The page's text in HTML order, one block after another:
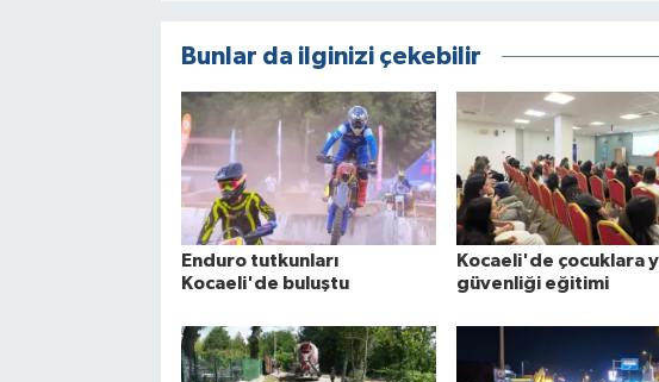
Bunlar da ilginizi çekebilir
Enduro tutkunları
Kocaeli'de buluştu
Kocaeli'de çocuklara
güvenliği eğitimi